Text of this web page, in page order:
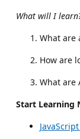
What will I
What are
How are
What are
Start Learning